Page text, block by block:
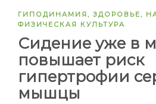
ГИПОДИНАМИЯ, ЗДОРОВЬЕ,
ФИЗИЧЕСКАЯ КУЛЬТУРА
Сидение уже в
повышает риск
гипертрофии
мышцы